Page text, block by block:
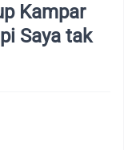
Kampar
Saya tak